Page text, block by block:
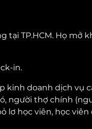
TP.HCM. Họ mở
in.
kinh doanh dịch vụ
người thợ chính
lơ học viên, học